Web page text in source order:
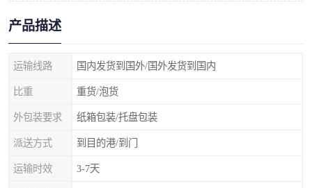
产品描述
运输线路 国内发货到国外/国外发货到国内
比重 重货/泡货
外包装要求 纸箱包装/托盘包装
派送方式 到目的港/到门
运输时效 3-7天